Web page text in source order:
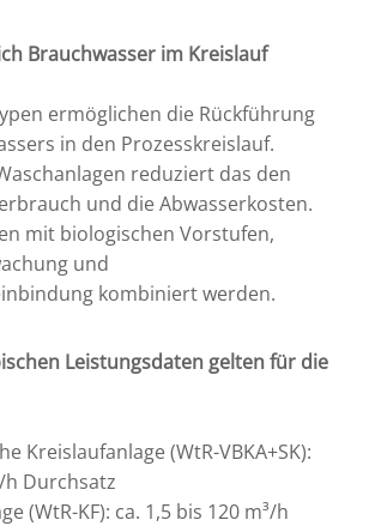
Brauchwasser im Kreislauf
ermöglichen die Rückführung
in den Prozesskreislauf.
reduziert das den
und die Abwasserkosten.
mit biologischen Vorstufen,
und
kombiniert werden.
Leistungsdaten gelten für die
Kreislaufanlage (WtR-VBKA+SK):
h Durchsatz
(WtR-KF): ca. 1,5 bis 120 m³/h